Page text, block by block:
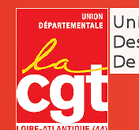
Panneau de gestion des